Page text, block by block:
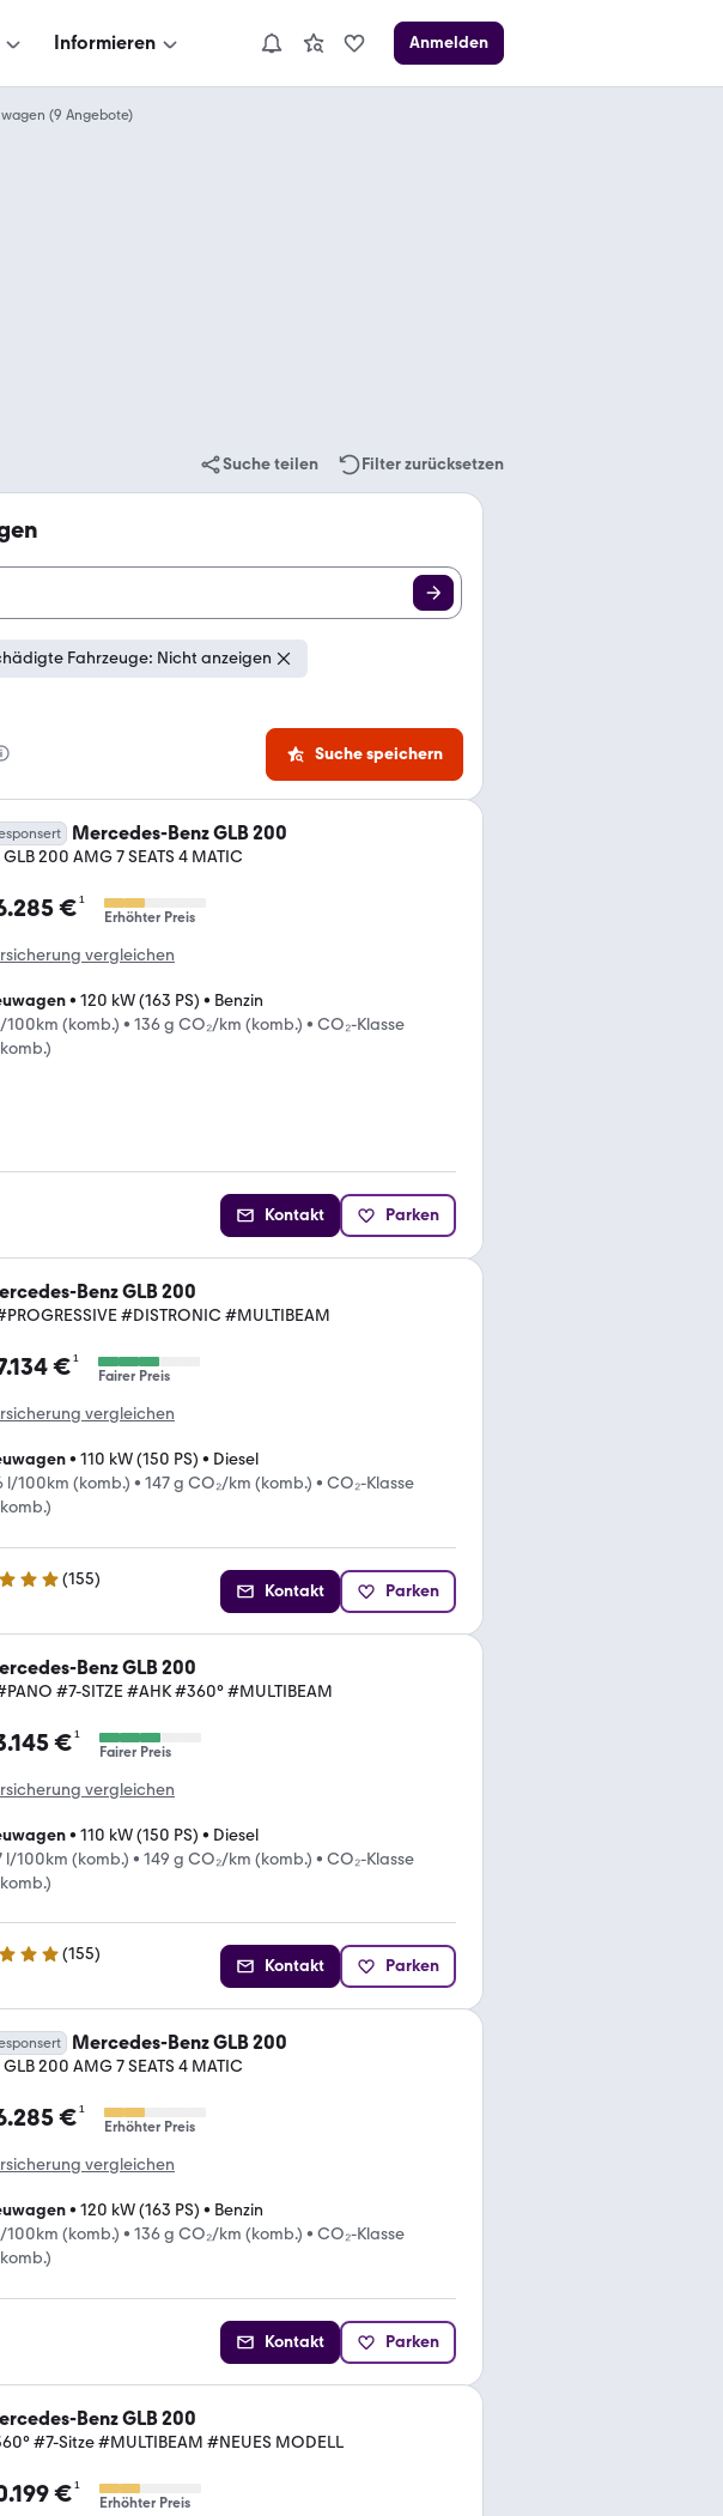
Informieren Anmelden
(9 Angebote)
Suche teilen Filter zurücksetzen
Fahrzeuge: Nicht anzeigen
Suche speichern
Mercedes-Benz GLB 200
GLB 200 AMG 7 SEATS 4 MATIC
€¹
Erhöhter Preis
vergleichen
• 120 kW (163 PS) • Benzin
100km (komb.) • 136 g CO₂/km (komb.) • CO₂-Klasse
Kontakt Parken
Benz GLB 200
#DISTRONIC #MULTIBEAM
€¹
Fairer Preis
vergleichen
• 110 kW (150 PS) • Diesel
l/100km (komb.) • 147 g CO₂/km (komb.) • CO₂-Klasse
(155)
Kontakt Parken
Benz GLB 200
#7-SITZE #AHK #360° #MULTIBEAM
€¹
Fairer Preis
vergleichen
• 110 kW (150 PS) • Diesel
l/100km (komb.) • 149 g CO₂/km (komb.) • CO₂-Klasse
(155)
Kontakt Parken
Mercedes-Benz GLB 200
GLB 200 AMG 7 SEATS 4 MATIC
€¹
Erhöhter Preis
vergleichen
• 120 kW (163 PS) • Benzin
100km (komb.) • 136 g CO₂/km (komb.) • CO₂-Klasse
Kontakt Parken
Benz GLB 200
#7-Sitze #MULTIBEAM #NEUES MODELL
€¹
Erhöhter Preis